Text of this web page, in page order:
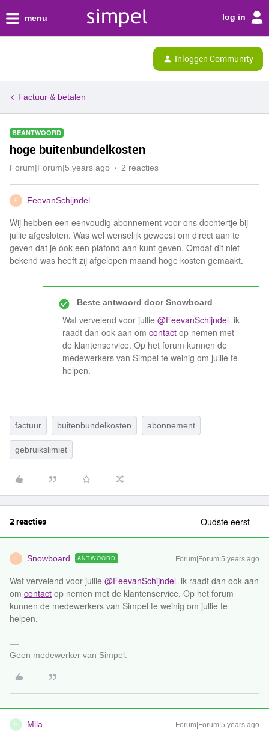
menu log in
Inloggen Community
Factuur & betalen
BEANTWOORD
hoge buitenbundelkosten
Forum|Forum|5 years ago 2 reacties
F FeevanSchijndel
Wij hebben een eenvoudig abonnement voor ons dochtertje bij
jullie afgesloten. Was wel wenselijk geweest om direct aan te
geven dat je ook een plafond aan kunt geven. Omdat dit niet
bekend was heeft zij afgelopen maand hoge kosten gemaakt.
Beste antwoord doorSnowboard
Wat vervelend voor jullie @FeevanSchijndel ik
raadt dan ook aan om contact op nemen met
de klantenservice. Op het forum kunnen de
medewerkers van Simpel te weinig om jullie te
helpen.
factuur buitenbundelkosten abonnement
gebruikslimiet
2 reacties Oudste eerst
S Snowboard ANTWOORD Forum|Forum|5 years ago
Wat vervelend voor jullie @FeevanSchijndel ik raadt dan ook aan
om contact op nemen met de klantenservice. Op het forum
kunnen de medewerkers van Simpel te weinig om jullie te
helpen.
Geen medewerker van Simpel.
M Mila Forum|Forum|5 years ago